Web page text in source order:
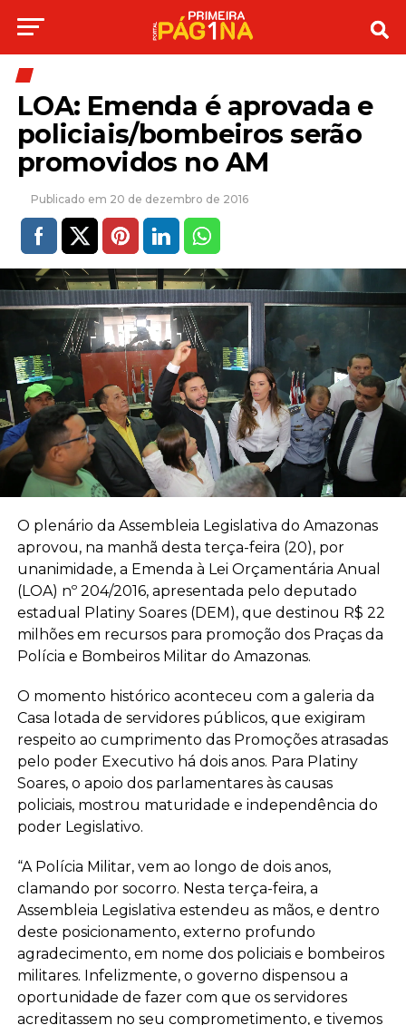
LOA: Emenda é aprovada e
policiais/bombeiros serão
promovidos no AM
20 de dezembro de 2016
O plenário da Assembleia Legislativa do Amazonas
aprovou, na manhã desta terça-feira (20), por
unanimidade, a Emenda à Lei Orçamentária Anual
(LOA) nº 204/2016, apresentada pelo deputado
estadual Platiny Soares (DEM), que destinou R$ 22
milhões em recursos para promoção dos Praças da
Polícia e Bombeiros Militar do Amazonas.
O momento histórico aconteceu com a galeria da
Casa lotada de servidores públicos, que exigiram
respeito ao cumprimento das Promoções atrasadas
pelo poder Executivo há dois anos. Para Platiny
Soares, o apoio dos parlamentares às causas
policiais, mostrou maturidade e independência do
poder Legislativo.
“A Polícia Militar, vem ao longo de dois anos,
clamando por socorro. Nesta terça-feira, a
Assembleia Legislativa estendeu as mãos, e dentro
deste posicionamento, externo profundo
agradecimento, em nome dos policiais e bombeiros
militares. Infelizmente, o governo dispensou a
oportunidade de fazer com que os servidores
acreditassem no seu comprometimento, e tivemos